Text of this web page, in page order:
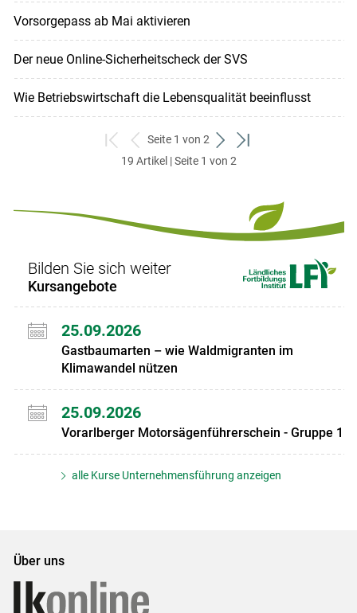
Vorsorgepass ab Mai aktivieren
Der neue Online-Sicherheitscheck der SVS
Wie Betriebswirtschaft die Lebensqualität beeinflusst
zum
ersten
zurück
zum
Seite 1 von 2
weiter
zum
zum
19 Artikel | Seite 1 von 2
Bilden Sie sich weiter
Kursangebote
25.09.2026
Gastbaumarten – wie Waldmigranten im
Klimawandel nützen
25.09.2026
Vorarlberger Motorsägenführerschein - Gruppe 1
alle Kurse Unternehmensführung anzeigen
Über uns